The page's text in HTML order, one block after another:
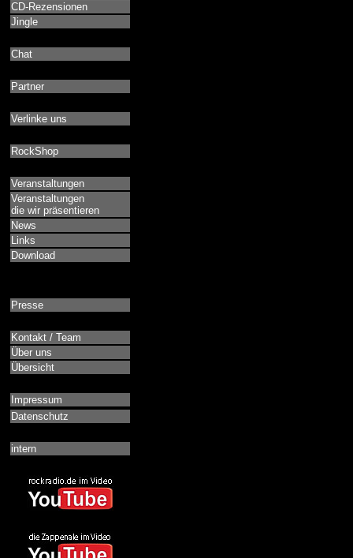
CD-Rezensionen
Jingle
Chat
Partner
Verlinke uns
RockShop
Veranstaltungen
Veranstaltungen
die wir präsentieren
News
Links
Download
Presse
Kontakt / Team
Über uns
Übersicht
Impressum
Datenschutz
intern